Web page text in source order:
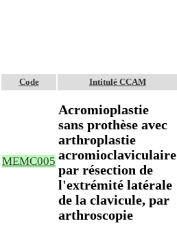
Code Intitulé CCAM
MEMC005
Acromioplastie
sans prothèse avec
arthroplastie
acromioclaviculaire
par résection de
l'extrémité latérale
de la clavicule, par
arthroscopie